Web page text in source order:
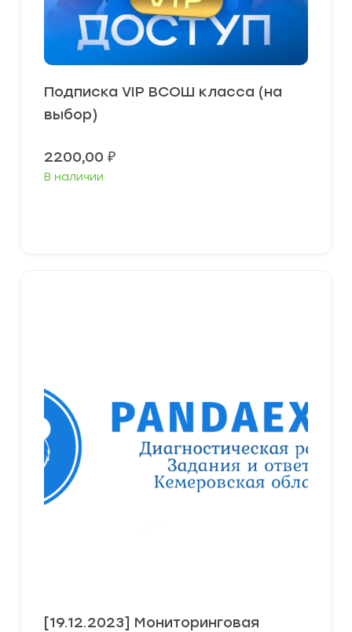
Подписка VIP ВСОШ класса (на
выбор)
2200,00 ₽
В наличии
[19.12.2023] Мониторинговая